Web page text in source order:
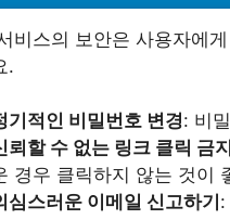
비스의 보안은 사용자에
.
기적인 비밀번호 변경: 비
뢰할 수 없는 링크 클릭 금지
경우 클릭하지 않는 것이
심스러운 이메일 신고하기 :